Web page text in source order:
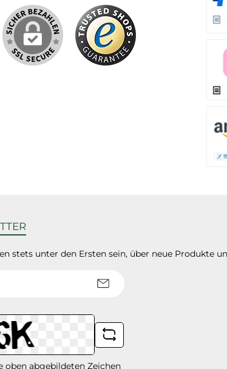
stets unter den Ersten sein, über neue Produkte
oben abgebildeten Zeichen